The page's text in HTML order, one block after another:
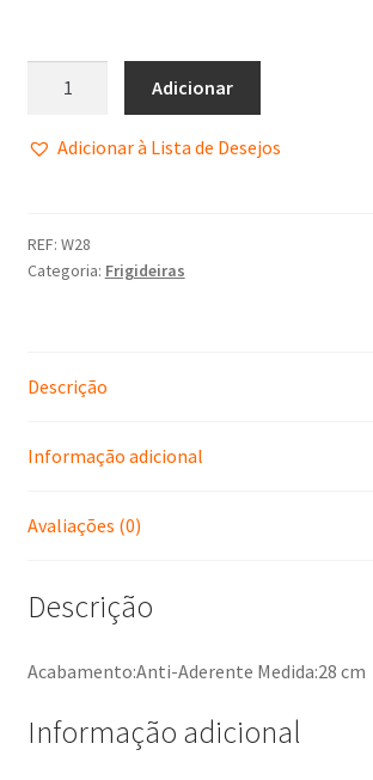
Termos e Condições
Adicionar
Adicionar à Lista de Desejos
REF: W28
Categoria: Frigideiras
Descrição
Informação adicional
Avaliações (0)
Descrição
Acabamento:Anti-Aderente Medida:28 cm
Informação adicional